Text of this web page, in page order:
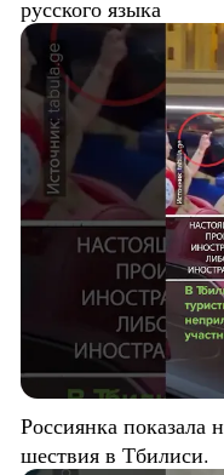
русского языка
Россиянка показала
шествия в Тбилиси.